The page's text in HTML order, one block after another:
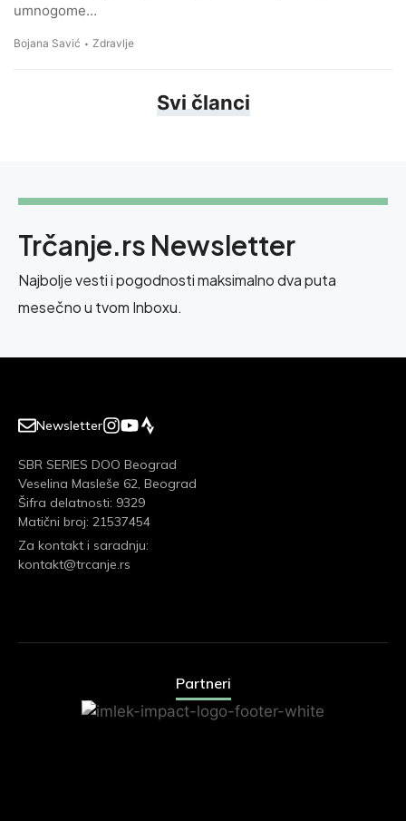
umnogome…
Bojana Savić Zdravlje
Svi članci
Trčanje.rs Newsletter
Najbolje vesti i pogodnosti maksimalno dva puta
mesečno u tvom Inboxu.
Newsletter
SBR SERIES DOO Beograd
Veselina Masleše 62, Beograd
Šifra delatnosti: 9329
Matični broj: 21537454
Za kontakt i saradnju:
kontakt@trcanje.rs
Partneri